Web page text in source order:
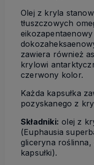
Olej z kryla
tłuszczowych
zawiera również
krylowi
czerwony kolor.
Każda kapsułka
pozyskanego z
Składniki: olej z
(Euphausia
gliceryna
kapsułki).